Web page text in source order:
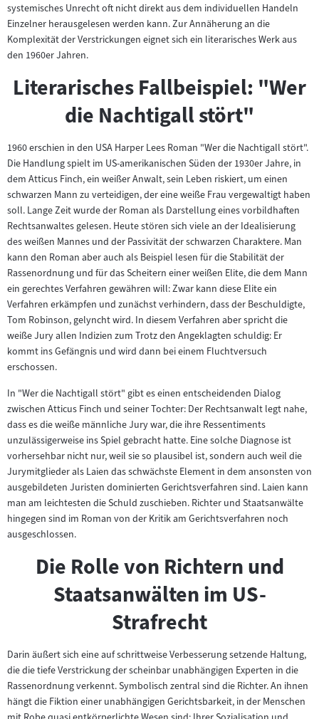
systemisches Unrecht oft nicht direkt aus dem individuellen Handeln
Einzelner herausgelesen werden kann. Zur Annäherung an die
Komplexität der Verstrickungen eignet sich ein literarisches Werk aus
den 1960er Jahren.
Literarisches Fallbeispiel: "Wer
die Nachtigall stört"
1960 erschien in den USA Harper Lees Roman "Wer die Nachtigall stört".
Die Handlung spielt im US-amerikanischen Süden der 1930er Jahre, in
dem Atticus Finch, ein weißer Anwalt, sein Leben riskiert, um einen
schwarzen Mann zu verteidigen, der eine weiße Frau vergewaltigt haben
soll. Lange Zeit wurde der Roman als Darstellung eines vorbildhaften
Rechtsanwaltes gelesen. Heute stören sich viele an der Idealisierung
des weißen Mannes und der Passivität der schwarzen Charaktere. Man
kann den Roman aber auch als Beispiel lesen für die Stabilität der
Rassenordnung und für das Scheitern einer weißen Elite, die dem Mann
ein gerechtes Verfahren gewähren will: Zwar kann diese Elite ein
Verfahren erkämpfen und zunächst verhindern, dass der Beschuldigte,
Tom Robinson, gelyncht wird. In diesem Verfahren aber spricht die
weiße Jury allen Indizien zum Trotz den Angeklagten schuldig: Er
kommt ins Gefängnis und wird dann bei einem Fluchtversuch
erschossen.
In "Wer die Nachtigall stört" gibt es einen entscheidenden Dialog
zwischen Atticus Finch und seiner Tochter: Der Rechtsanwalt legt nahe,
dass es die weiße männliche Jury war, die ihre Ressentiments
unzulässigerweise ins Spiel gebracht hatte. Eine solche Diagnose ist
vorhersehbar nicht nur, weil sie so plausibel ist, sondern auch weil die
Jurymitglieder als Laien das schwächste Element in dem ansonsten von
ausgebildeten Juristen dominierten Gerichtsverfahren sind. Laien kann
man am leichtesten die Schuld zuschieben. Richter und Staatsanwälte
hingegen sind im Roman von der Kritik am Gerichtsverfahren noch
ausgeschlossen.
Die Rolle von Richtern und
Staatsanwälten im US-
Strafrecht
Darin äußert sich eine auf schrittweise Verbesserung setzende Haltung,
die die tiefe Verstrickung der scheinbar unabhängigen Experten in die
Rassenordnung verkennt. Symbolisch zentral sind die Richter. An ihnen
hängt die Fiktion einer unabhängigen Gerichtsbarkeit, in der Menschen